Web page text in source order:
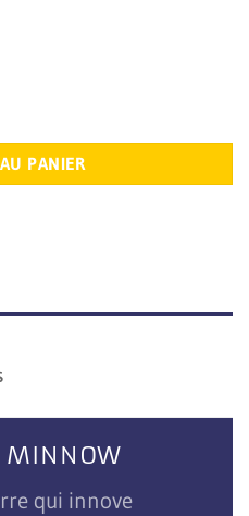
PANIER
MINNOW
qui innove